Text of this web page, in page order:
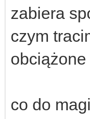
zabiera
czym
co do